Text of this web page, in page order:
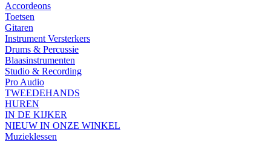
Accordeons
Toetsen
Gitaren
Instrument Versterkers
Drums & Percussie
Blaasinstrumenten
Studio & Recording
Pro Audio
TWEEDEHANDS
HUREN
IN DE KIJKER
NIEUW IN ONZE WINKEL
Muzieklessen